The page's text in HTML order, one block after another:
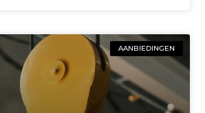
AANBIEDINGEN